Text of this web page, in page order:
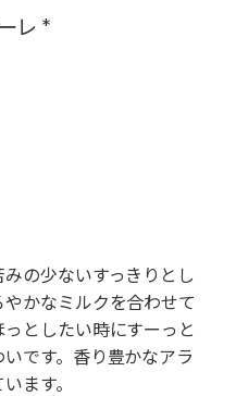
レ *
の少ないすっきりとし
かなミルクを合わせて
としたい時にすーっと
です。香り豊かなアラ
ます。